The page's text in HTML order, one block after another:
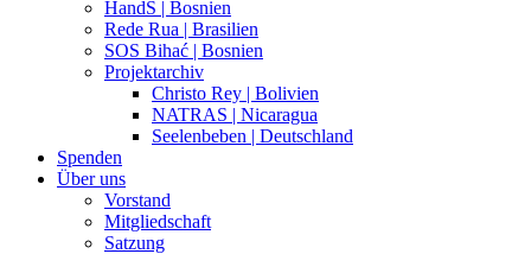
HandS | Bosnien
Rede Rua | Brasilien
SOS Bihać | Bosnien
Projektarchiv
Christo Rey | Bolivien
NATRAS | Nicaragua
Seelenbeben | Deutschland
Spenden
Über uns
Vorstand
Mitgliedschaft
Satzung